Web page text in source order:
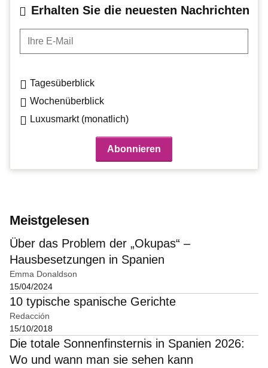
Erhalten Sie die neuesten Nachrichten
Ihre E-Mail
Tagesüberblick
Wochenüberblick
Luxusmarkt (monatlich)
Meistgelesen
Über das Problem der „Okupas“ –
Hausbesetzungen in Spanien
Emma Donaldson
15/04/2024
10 typische spanische Gerichte
Redacción
15/10/2018
Die totale Sonnenfinsternis in Spanien 2026:
Wo und wann man sie sehen kann